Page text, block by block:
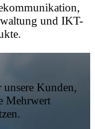
und IKT-
Kunden,
Mehrwert